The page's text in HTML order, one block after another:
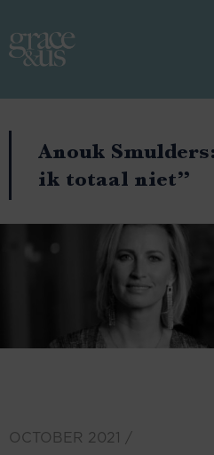
Anouk
ik totaal niet”
OCTOBER 2021 /